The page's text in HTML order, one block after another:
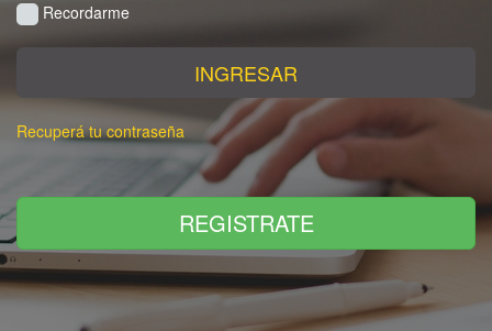
Recordarme
INGRESAR
Recuperá tu contraseña
REGISTRATE